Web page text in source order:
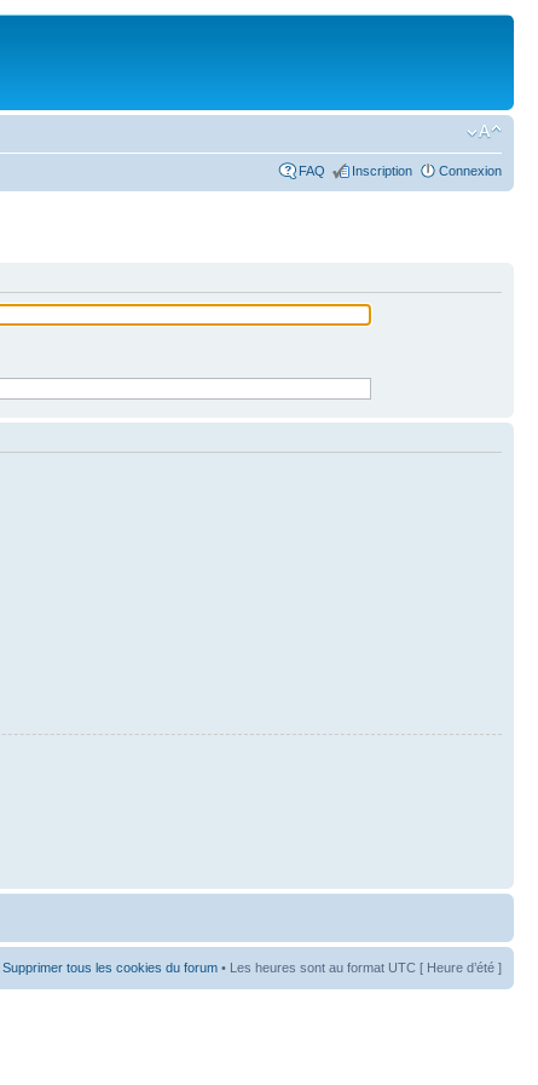
FAQ Inscription Connexion
Supprimer tous les cookies du forum • Les heures sont au format UTC [ Heure d’été ]